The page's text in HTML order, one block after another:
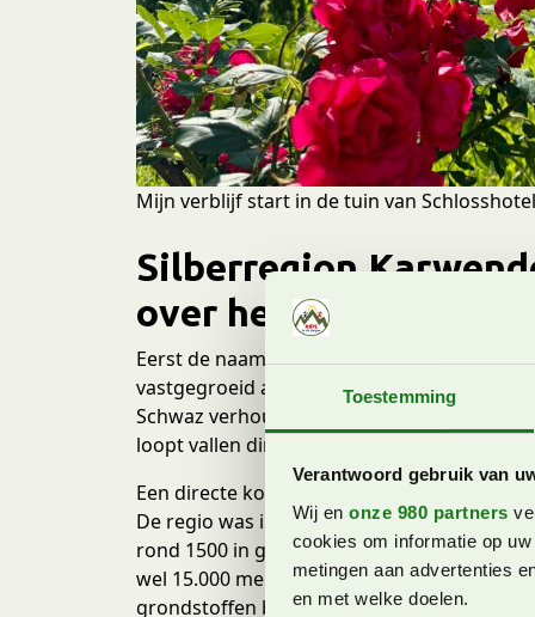
Toestemming
Verantwoord gebruik van
Wij en onze 980 partners
cookies om informatie op
metingen aan advertenties
en met welke doelen.
Mijn verblijf start in de tuin van
Silberregion
over het verleden
Eerst de naam van de regio maar eens
vastgegroeid aan de grotere plaats
Schwaz verhoudingsgewijs eigenlijk een
loopt vallen direct de imposante
Een directe koppeling valt te maken met
De regio was in het bezit van een grote
rond 1500 in grote getale gedolven,
wel 15.000 mensen zich bezig hielden met
grondstoffen bezorgden de regio de